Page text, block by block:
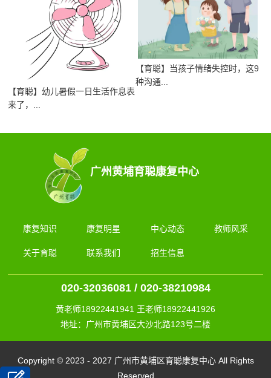
【育聪】幼儿暑假一日生活作息表
来了，...
【育聪】当孩子情绪失控时，这9
种沟通...
广州黄埔育聪康复中心
康复知识 康复明星 中心动态 教师风采
关于育聪 联系我们 招生信息
020-32036081 / 020-38210984
黄老师18922441941 王老师18922441926
地址：广州市黄埔区大沙北路123号二楼
Copyright © 2023 - 2027 广州市黄埔区育聪康复中心 All Rights
Reserved